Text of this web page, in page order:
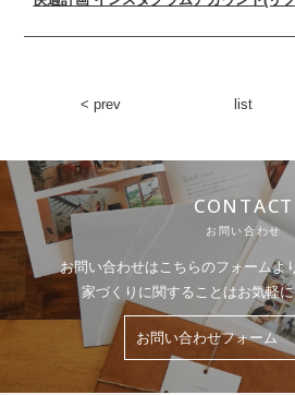
< prev list
CONTACT
お問い合わせ
お問い合わせはこちらのフォームよ
家づくりに関することはお気軽に
お問い合わせフォーム